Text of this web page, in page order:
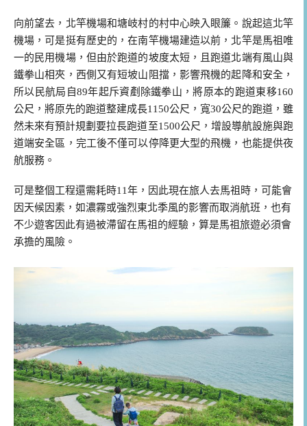
向前望去，北竿機場和塘岐村的村中心映入眼簾。說起這北竿
機場，可是挺有歷史的，在南竿機場建造以前，北竿是馬祖唯
一的民用機場，但由於跑道的坡度太短，且跑道北端有風山與
鐵拳山相夾，西側又有短坡山阻擋，影響飛機的起降和安全，
所以民航局自89年起斥資剷除鐵拳山，將原本的跑道東移160
公尺，將原先的跑道整建成長1150公尺，寬30公尺的跑道，雖
然未來有預計規劃要拉長跑道至1500公尺，增設導航設施與跑
道端安全區，完工後不僅可以停降更大型的飛機，也能提供夜
航服務。
可是整個工程還需耗時11年，因此現在旅人去馬祖時，可能會
因天候因素，如濃霧或強烈東北季風的影響而取消航班，也有
不少遊客因此有過被滯留在馬祖的經驗，算是馬祖旅遊必須會
承擔的風險。